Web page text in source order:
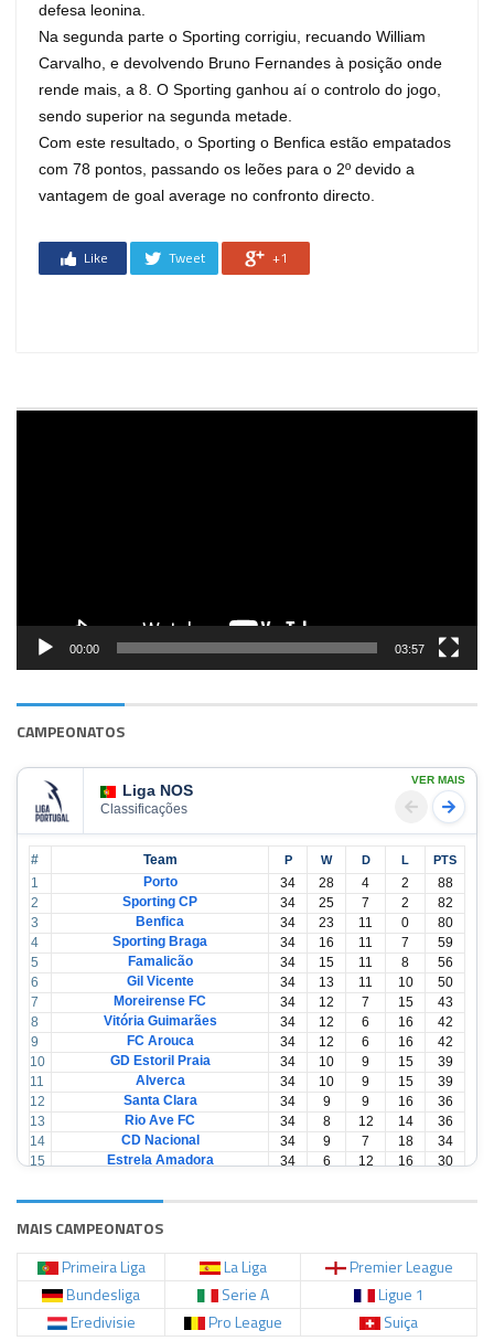
defesa leonina.
Na segunda parte o Sporting corrigiu, recuando William
Carvalho, e devolvendo Bruno Fernandes à posição onde
rende mais, a 8. O Sporting ganhou aí o controlo do jogo,
sendo superior na segunda metade.
Com este resultado, o Sporting o Benfica estão empatados
com 78 pontos, passando os leões para o 2º devido a
vantagem de goal average no confronto directo.
Like Tweet +1
00:00 03:57
CAMPEONATOS
Liga NOS
Classificações
VER MAIS
# Team P W D L PTS
1 Porto 34 28 4 2
88
2
Sporting CP 34 25 7 2
82
3
Benfica 34 23 11 0
80
4
Sporting Braga 34 16 11 7
59
5
Famalicão 34 15 11 8
56
6
Gil Vicente 34 13 11 10
50
7
Moreirense FC 34 12 7 15
43
8
Vitória Guimarães 34 12 6 16
42
9
FC Arouca 34 12 6 16
42
10
GD Estoril Praia 34 10 9 15
39
11
Alverca 34 10 9 15
39
12
Santa Clara 34 9 9 16
36
13
Rio Ave FC 34 8 12 14
36
14
CD Nacional 34 9 7 18
34
15
Estrela Amadora 34 6 12 16
30
17
CD Tondela 34 6 10 18
28
18
MAIS CAMPEONATOS
Primeira Liga
La Liga
Premier League
Bundesliga
Serie A
Ligue 1
Eredivisie
Pro League Suiça